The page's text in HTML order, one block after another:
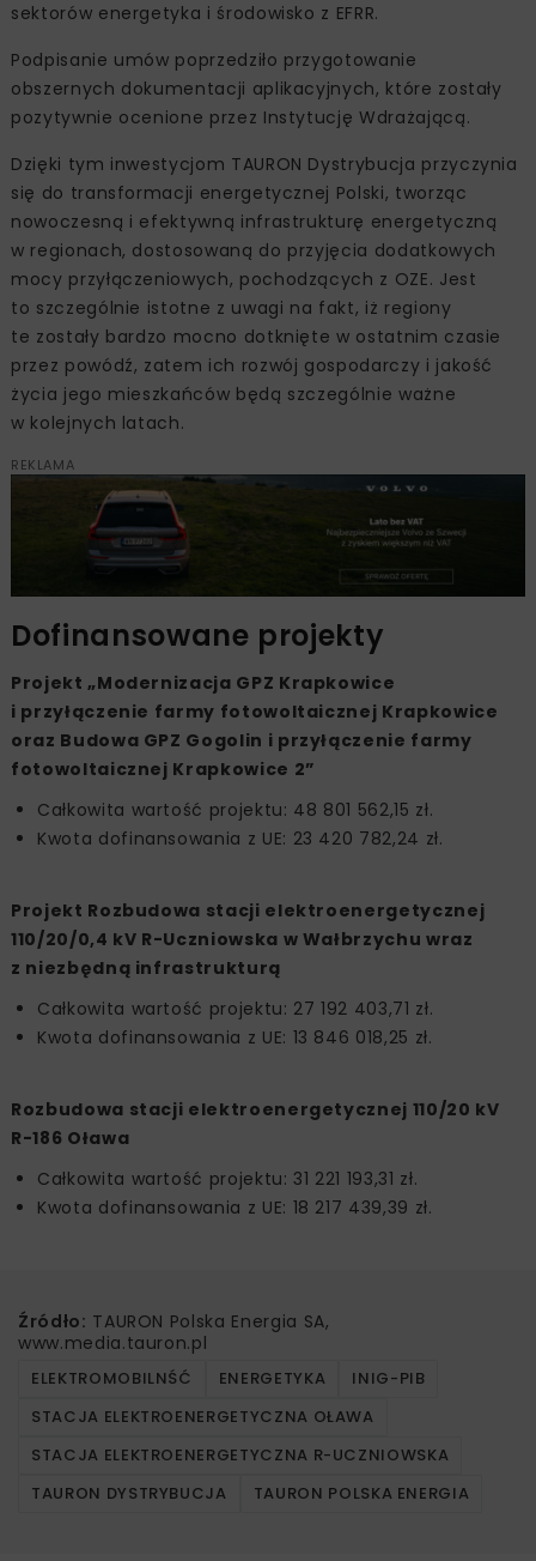
sektorów energetyka i środowisko z EFRR.
Podpisanie umów poprzedziło przygotowanie
obszernych dokumentacji aplikacyjnych, które zostały
pozytywnie ocenione przez Instytucję Wdrażającą.
Dzięki tym inwestycjom TAURON Dystrybucja przyczynia
się do transformacji energetycznej Polski, tworząc
nowoczesną i efektywną infrastrukturę energetyczną
w regionach, dostosowaną do przyjęcia dodatkowych
mocy przyłączeniowych, pochodzących z OZE. Jest
to szczególnie istotne z uwagi na fakt, iż regiony
te zostały bardzo mocno dotknięte w ostatnim czasie
przez powódź, zatem ich rozwój gospodarczy i jakość
życia jego mieszkańców będą szczególnie ważne
w kolejnych latach.
REKLAMA
Dofinansowane projekty
Projekt „Modernizacja GPZ Krapkowice
i przyłączenie farmy fotowoltaicznej Krapkowice
oraz Budowa GPZ Gogolin i przyłączenie farmy
fotowoltaicznej Krapkowice 2”
Całkowita wartość projektu: 48 801 562,15 zł.
Kwota dofinansowania z UE: 23 420 782,24 zł.
Projekt Rozbudowa stacji elektroenergetycznej
110/20/0,4 kV R-Uczniowska w Wałbrzychu wraz
z niezbędną infrastrukturą
Całkowita wartość projektu: 27 192 403,71 zł.
Kwota dofinansowania z UE: 13 846 018,25 zł.
Rozbudowa stacji elektroenergetycznej 110/20 kV
R-186 Oława
Całkowita wartość projektu: 31 221 193,31 zł.
Kwota dofinansowania z UE: 18 217 439,39 zł.
Źródło: TAURON Polska Energia SA,
www.media.tauron.pl
ELEKTROMOBILNŚĆ ENERGETYKA
INIG-PIB
STACJA ELEKTROENERGETYCZNA OŁAWA
STACJA ELEKTROENERGETYCZNA R-UCZNIOWSKA
TAURON DYSTRYBUCJA
TAURON POLSKA ENERGIA